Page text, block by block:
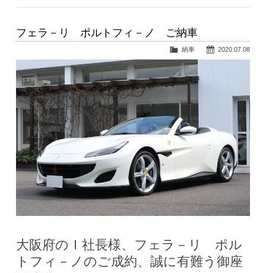
フェラ－リ ポルトフィ－ノ ご納車
2020.07.08
納車
大阪府のＩ社長様、フェラ－リ ポル
トフィ－ノのご成約、誠に有難う御座